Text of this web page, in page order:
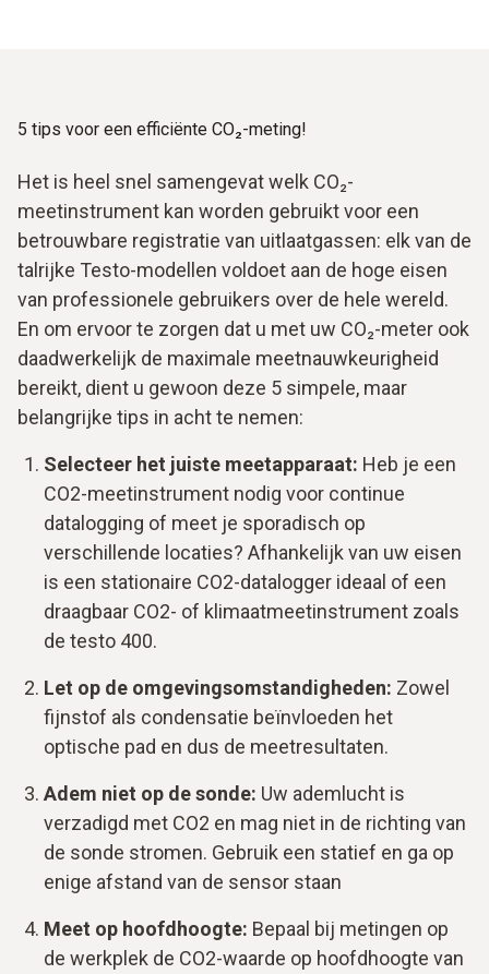
5 tips voor een efficiënte CO₂-meting!
Het is heel snel samengevat welk CO₂-
meetinstrument kan worden gebruikt voor een
betrouwbare registratie van uitlaatgassen: elk van de
talrijke Testo-modellen voldoet aan de hoge eisen
van professionele gebruikers over de hele wereld.
En om ervoor te zorgen dat u met uw CO₂-meter ook
daadwerkelijk de maximale meetnauwkeurigheid
bereikt, dient u gewoon deze 5 simpele, maar
belangrijke tips in acht te nemen:
Selecteer het juiste meetapparaat: Heb je een
CO2-meetinstrument nodig voor continue
datalogging of meet je sporadisch op
verschillende locaties? Afhankelijk van uw eisen
is een stationaire CO2-datalogger ideaal of een
draagbaar CO2- of klimaatmeetinstrument zoals
de testo 400.
Let op de omgevingsomstandigheden: Zowel
fijnstof als condensatie beïnvloeden het
optische pad en dus de meetresultaten.
Adem niet op de sonde: Uw ademlucht is
verzadigd met CO2 en mag niet in de richting van
de sonde stromen. Gebruik een statief en ga op
enige afstand van de sensor staan
Meet op hoofdhoogte: Bepaal bij metingen op
de werkplek de CO2-waarde op hoofdhoogte van